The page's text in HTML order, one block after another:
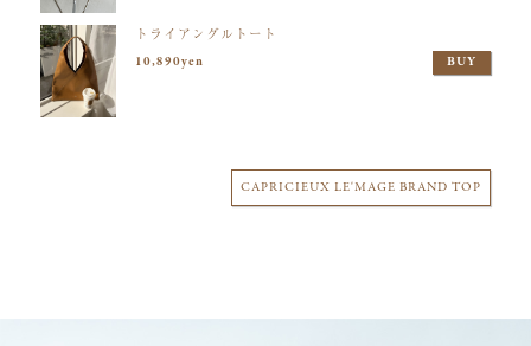
トライアングルトート
10,890yen
BUY
CAPRICIEUX LE'MAGE BRAND TOP